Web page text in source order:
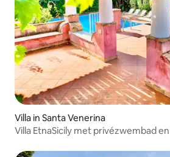
Villa in Santa Venerina
Villa EtnaSicily met privézwembad